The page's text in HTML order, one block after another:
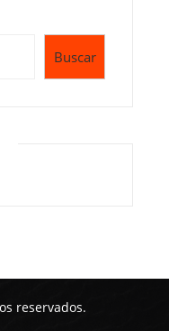
Buscar
reservados.